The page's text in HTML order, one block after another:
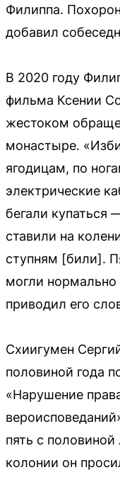
Филиппа.
добавил
В 2020 году
фильма Ксении
жестоком
монастыре.
ягодицам, по
электрические
бегали купаться
ставили на
ступням [били].
могли нормально
приводил его
Схиигумен
половиной года
«Нарушение
пять с
колонии он